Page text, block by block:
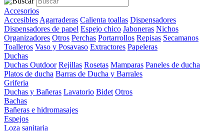
Accesorios
Accesibles Agarraderas Calienta toallas Dispensadores
Dispensadores de papel Espejo chico Jaboneras Nichos
Organizadores Otros Perchas Portarrollos Repisas Secamanos
Toalleros Vaso y Posavaso Extractores Papeleras
Duchas
Duchas Outdoor Rejillas Rosetas Mamparas Paneles de ducha
Platos de ducha Barras de Ducha y Barrales
Griferia
Duchas y Bañeras Lavatorio Bidet Otros
Bachas
Bañeras e hidromasajes
Espejos
Loza sanitaria